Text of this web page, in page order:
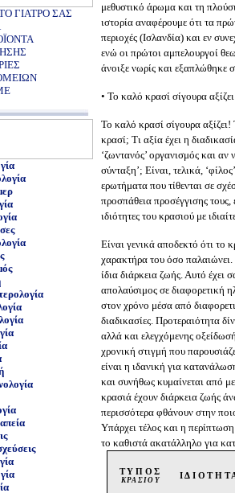
ΓΙΑΤΡΟ ΣΑΣ
μεθυστικό άρωμα και τη
ιστορία αναφέρουμε ότι τα
περιοχές (Ισλανδία) και εν
ενώ οι πρώτοι αμπελουργοί
άνοιξε νωρίς και εξαπλώθηκε
• Το καλό κρασί σίγουρα
Το καλό κρασί σίγουρα
κρασί; Τι αξία έχει η
‘ζωντανός’ οργανισμός και αν
σύνταξη’; Είναι, τελικά,
ερωτήματα που τίθενται σε
προσπάθεια προσέγγισης
ιδιότητες του κρασιού με
Είναι γενικά αποδεκτό ότι το
χαρακτήρα του όσο παλαιώνει.
ίδια διάρκεια ζωής. Αυτό έχει
απολαύσιμος σε διαφορετική
στον χρόνο μέσα από
διαδικασίες. Προτεραιότητα
αλλά και ελεγχόμενης
χρονική στιγμή που
είναι η ιδανική για
και συνήθως κυμαίνεται από
κρασιά έχουν διάρκεια ζωής
περισσότερα φθάνουν στην
Υπάρχει τέλος και η
το καθιστά ακατάλληλο για
ΤΥΠΟΣ
ΚΡΑΣΙΟΥ